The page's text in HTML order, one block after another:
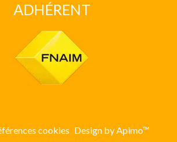
ADHÉRENT
cookies Design byApimo™